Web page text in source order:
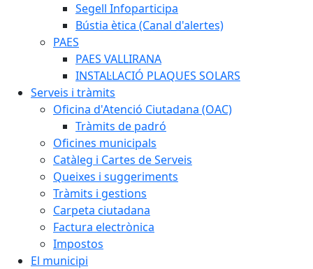
Segell Infoparticipa
Bústia ètica (Canal d'alertes)
PAES
PAES VALLIRANA
INSTAL·LACIÓ PLAQUES SOLARS
Serveis i tràmits
Oficina d'Atenció Ciutadana (OAC)
Tràmits de padró
Oficines municipals
Catàleg i Cartes de Serveis
Queixes i suggeriments
Tràmits i gestions
Carpeta ciutadana
Factura electrònica
Impostos
El municipi